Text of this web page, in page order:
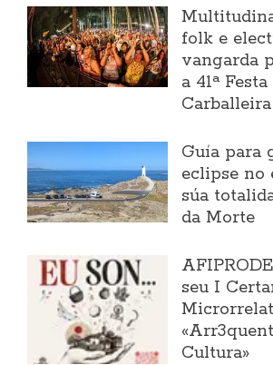
folk e
vangarda
a 41ª
Guía para
eclipse no
súa
da Morte
seu I
Cultura»